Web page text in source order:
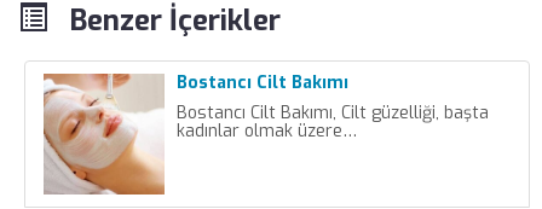
Benzer İçerikler
Bostancı Cilt Bakımı
Bostancı Cilt Bakımı, Cilt güzelliği, başta
kadınlar olmak üzere…